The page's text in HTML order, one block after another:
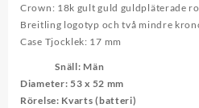
Crown: 18k gult guld guldpläterade
Breitling logotyp och två mindre
Case Tjocklek: 17 mm
Snäll: Män
Diameter: 53 x 52 mm
Rörelse: Kvarts (batteri)